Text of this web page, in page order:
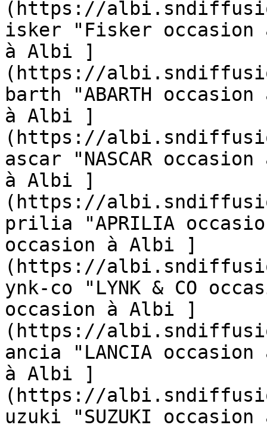
(https://
isker "Fisker occasion
à Albi ]
(https://
barth "ABARTH
à Albi ]
(https://
ascar "NASCAR
à Albi ]
(https://
prilia "APRILIA
occasion à Albi ]
(https://
ynk-co "LYNK & CO
occasion à Albi ]
(https://
ancia "LANCIA
à Albi ]
(https://
uzuki "SUZUKI